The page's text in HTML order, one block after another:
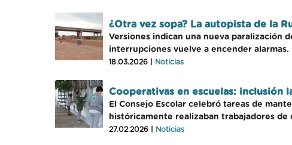
¿Otra vez sopa? La autopista de la
Versiones indican una nueva paralización
interrupciones vuelve a encender alarmas.
18.03.2026 | Noticias
Cooperativas en escuelas: inclusión
El Consejo Escolar celebró tareas de
históricamente realizaban trabajadores de
27.02.2026 | Noticias